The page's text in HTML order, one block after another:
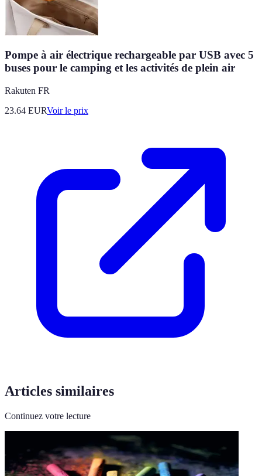
Pompe à air électrique rechargeable par USB avec 5
buses pour le camping et les activités de plein air
Rakuten FR
23.64 EURVoir le prix
Articles similaires
Continuez votre lecture